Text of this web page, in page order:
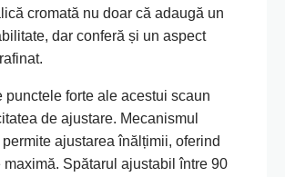
cromată nu doar că adaugă un
dar conferă și un aspect
punctele forte ale acestui scaun
de ajustare. Mecanismul
ajustarea înălțimii, oferind
Spătarul ajustabil între 90